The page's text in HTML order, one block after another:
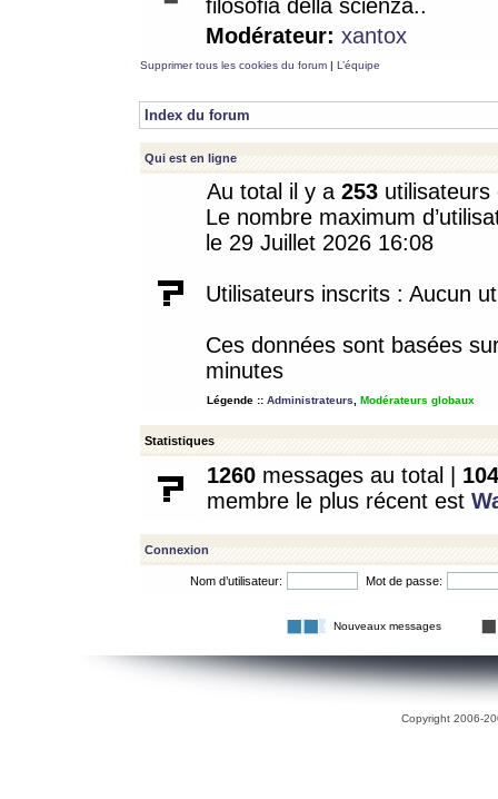
filosofia della scienza..
Modérateur: xantox
Supprimer tous les cookies du forum | L’équipe
Index du forum
Qui est en ligne
Au total il y a 253
Le nombre maximum
le 29 Juillet 2026 16:08
Utilisateurs inscrits : Aucun
Ces données sont basées
minutes
Légende :: Administrateurs Modérateurs globaux
Statistiques
1260 messages au total | 104
membre le plus récent est
Connexion
Nom d’utilisateur: Mot de passe:
Nouveaux messages
Copyright 2006-